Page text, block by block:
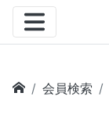
会員検索